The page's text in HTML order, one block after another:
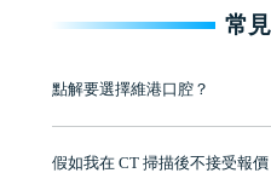
常
點解要選擇維港口腔？
牌」、「2025香港企業領袖品牌」
假如我在 CT 掃描後不接受報